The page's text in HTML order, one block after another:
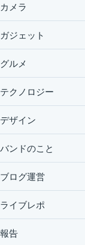
カメラ
ガジェット
グルメ
テクノロジー
デザイン
バンドのこと
ブログ運営
ライブレポ
報告